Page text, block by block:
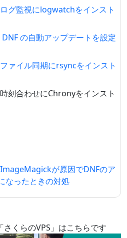
グ監視にlogwatchをインスト
の自動アップデートを設定
ァイル同期にrsyncをインスト
刻合わせにChronyをインスト
が原因でDNFのア
なったときの対処
くらのVPS」はこちらです